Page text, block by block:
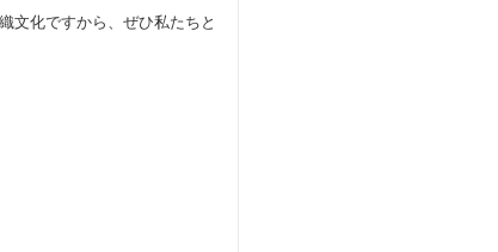
文化ですから、ぜひ私たちと